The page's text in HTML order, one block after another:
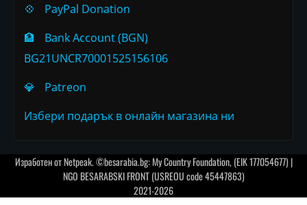
💠
PayPal Donation
🏦
Bank Account (BGN)
BG21UNCR70001525156106
💎
Patreon
Избери подарък в онлайн магазина ни
Изработен отNetpeak. ©besarabia.bg: My Country Foundation, (EIK 177054677) |
NGO BESARABSKI FRONT (USREOU code 45447863)
2021-2026